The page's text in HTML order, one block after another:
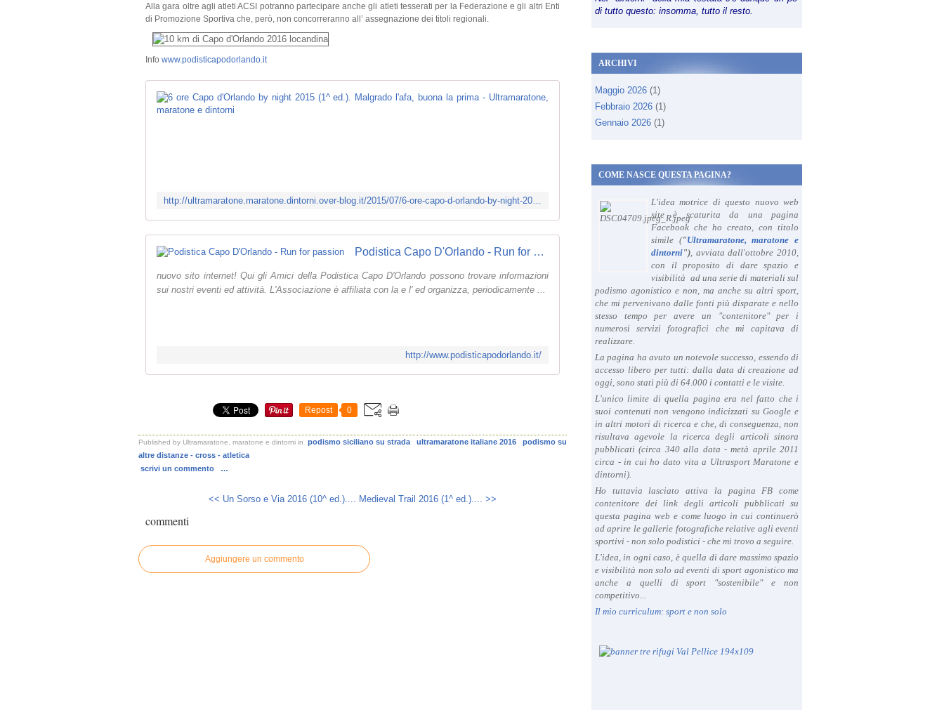
Alla gara oltre agli atleti ACSI potranno partecipare anche gli atleti tesserati per la Federazione e gli altri Enti
di Promozione Sportiva che, però, non concorreranno all’ assegnazione dei titoli regionali.
Info www.podisticapodorlando.it
6 ore Capo d'Orlando by night 2015 (1^ ed.). Malgrado l'afa, buona la prima
e
z
i
Podistica Capo D'Orlando - Run for passion
nuovo sito internet! Qui gli Amici della Podistica Capo D'Orlando possono trovare informazioni
sui nostri eventi ed attività. L'Associazione è affiliata con la e l' ed organizza, periodicamente ...
http://www.podisticapodorlando.it/
Repost 0
Published by Ultramaratone, maratone e dintorni in podismo siciliano su strada ultramaratone italiane 2016
podismo su
altre distanze - cross - atletica
scrivi un commento
…
<< Un Sorso e Via 2016 (10^ ed.).... Medieval Trail 2016 (1^ ed.).... >>
commenti
Aggiungere un commento
di tutto questo: insomma, tutto il resto.
ARCHIVI
Maggio 2026 (1)
Febbraio 2026 (1)
Gennaio 2026 (1)
COME NASCE QUESTA PAGINA?
L'idea motrice di questo nuovo web
site è scaturita da una pagina
Facebook che ho creato, con titolo
simile ("Ultramaratone, maratone e
dintorni"), avviata dall'ottobre 2010,
con il proposito di dare spazio e
visibilità ad una serie di materiali sul
podismo agonistico e non, ma anche su altri sport,
che mi pervenivano dalle fonti più disparate e nello
stesso tempo per avere un "contenitore" per i
numerosi servizi fotografici che mi capitava di
realizzare.
La pagina ha avuto un notevole successo, essendo di
accesso libero per tutti: dalla data di creazione ad
oggi, sono stati più di 64.000 i contatti e le visite.
L'unico limite di quella pagina era nel fatto che i
suoi contenuti non vengono indicizzati su Google e
in altri motori di ricerca e che, di conseguenza, non
risultava agevole la ricerca degli articoli sinora
pubblicati (circa 340 alla data - metà aprile 2011
circa - in cui ho dato vita a Ultrasport Maratone e
dintorni).
Ho tuttavia lasciato attiva la pagina FB come
contenitore dei link degli articoli pubblicati su
questa pagina web e come luogo in cui continuerò
ad aprire le gallerie fotografiche relative agli eventi
sportivi - non solo podistici - che mi trovo a seguire.
L'idea, in ogni caso, è quella di dare massimo spazio
e visibilità non solo ad eventi di sport agonistico ma
anche a quelli di sport "sostenibile" e non
competitivo...
Il mio curriculum: sport e non solo